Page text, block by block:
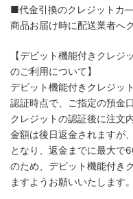
■代金引換のクレジットカ
商品お届け時に配送業者へ
【デビット機能付きクレジ
のご利用について】
デビット機能付きクレジッ
認証時点で、ご指定の預金
クレジットの認証後に注文
金額は後日返金されますが
となり、返金までに最大で
のため、デビット機能付き
ますようお願いいたします。